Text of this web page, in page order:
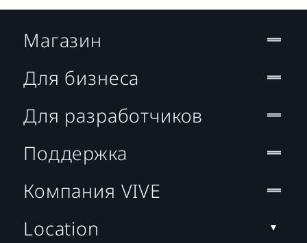
Магазин
Для бизнеса
Для разработчиков
Поддержка
Компания VIVE
Location